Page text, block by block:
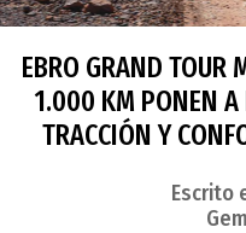
EBRO GRAND TOUR
1.000 KM PONEN A
TRACCIÓN Y
Escrito